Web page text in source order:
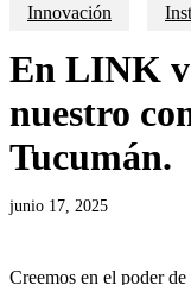
Innovación
En LINK
nuestro
Tucumán.
junio 17, 2025
Creemos en el poder